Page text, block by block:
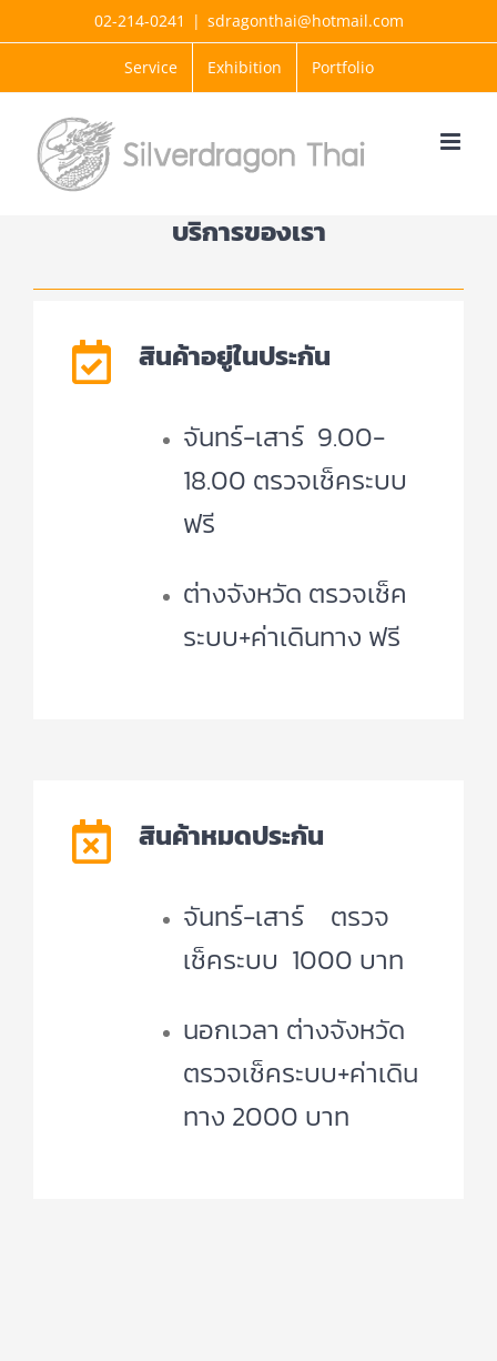
content
02-214-0241 | sdragonthai@hotmail.com
Service Exhibition Portfolio
บริการของเรา
สินค้าอยู่ในประกัน
จันทร์-เสาร์ 9.00-
18.00 ตรวจเช็คระบบ
ฟรี
ต่างจังหวัด ตรวจเช็ค
ระบบ+ค่าเดินทาง ฟรี
สินค้าหมดประกัน
จันทร์-เสาร์ ตรวจ
เช็คระบบ 1000 บาท
นอกเวลา ต่างจังหวัด
ตรวจเช็คระบบ+ค่าเดิน
ทาง 2000 บาท